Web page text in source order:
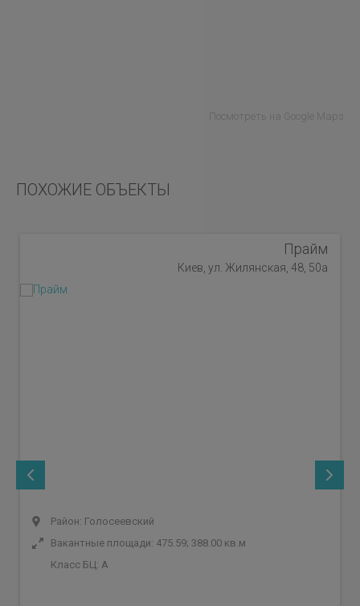
Посмотреть на Google Maps
ПОХОЖИЕ ОБЪЕКТЫ
Прайм
Киев, ул. Жилянская, 48, 50а
Район: Голосеевский
Вакантные площади: 475.59; 388.00 кв.м
Класс БЦ: A